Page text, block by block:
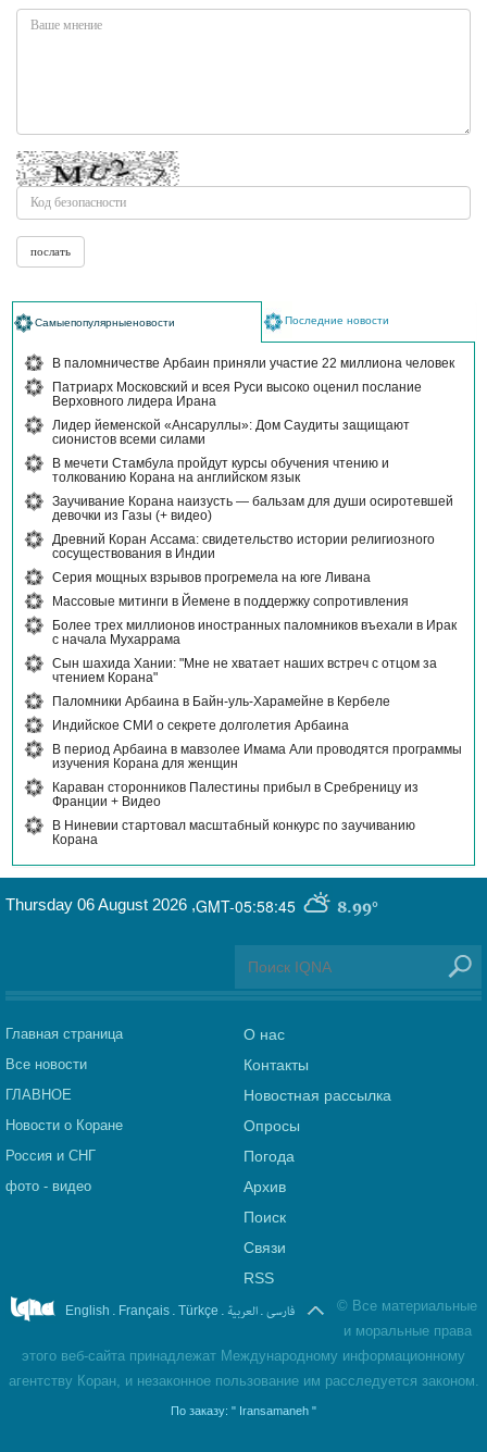
Самыепопулярныеновости Последние новости
В паломничестве Арбаин приняли участие 22 миллиона человек
Патриарх Московский и всея Руси высоко оценил послание
Верховного лидера Ирана
Лидер йеменской «Ансаруллы»: Дом Саудиты защищают
сионистов всеми силами
В мечети Стамбула пройдут курсы обучения чтению и
толкованию Корана на английском язык
Заучивание Корана наизусть — бальзам для души осиротевшей
девочки из Газы (+ видео)
Древний Коран Ассама: свидетельство истории религиозного
сосуществования в Индии
Серия мощных взрывов прогремела на юге Ливана
Массовые митинги в Йемене в поддержку сопротивления
Более трех миллионов иностранных паломников въехали в Ирак
с начала Мухаррама
Сын шахида Хании: "Мне не хватает наших встреч с отцом за
чтением Корана"
Паломники Арбаина в Байн-уль-Харамейне в Кербеле
Индийское СМИ о секрете долголетия Арбаина
В период Арбаина в мавзолее Имама Али проводятся программы
изучения Корана для женщин
Караван сторонников Палестины прибыл в Сребреницу из
Франции + Видео
В Ниневии стартовал масштабный конкурс по заучиванию
Корана
GMT-05:58:45 8.99°
Thursday 06 August 2026 ,
Главная страница
Все новости
ГЛАВНОЕ
Новости о Коране
Россия и СНГ
фото - видео
О нас
Контакты
Новостная рассылка
Опросы
Погода
Архив
Поиск
Связи
RSS
English . Français . Türkçe . العربیة . فارسی © Все материальные
и моральные права
этого веб-сайта принадлежат Международному информационному
агентству Коран, и незаконное пользование им расследуется законом.
По заказу: " Iransamaneh "